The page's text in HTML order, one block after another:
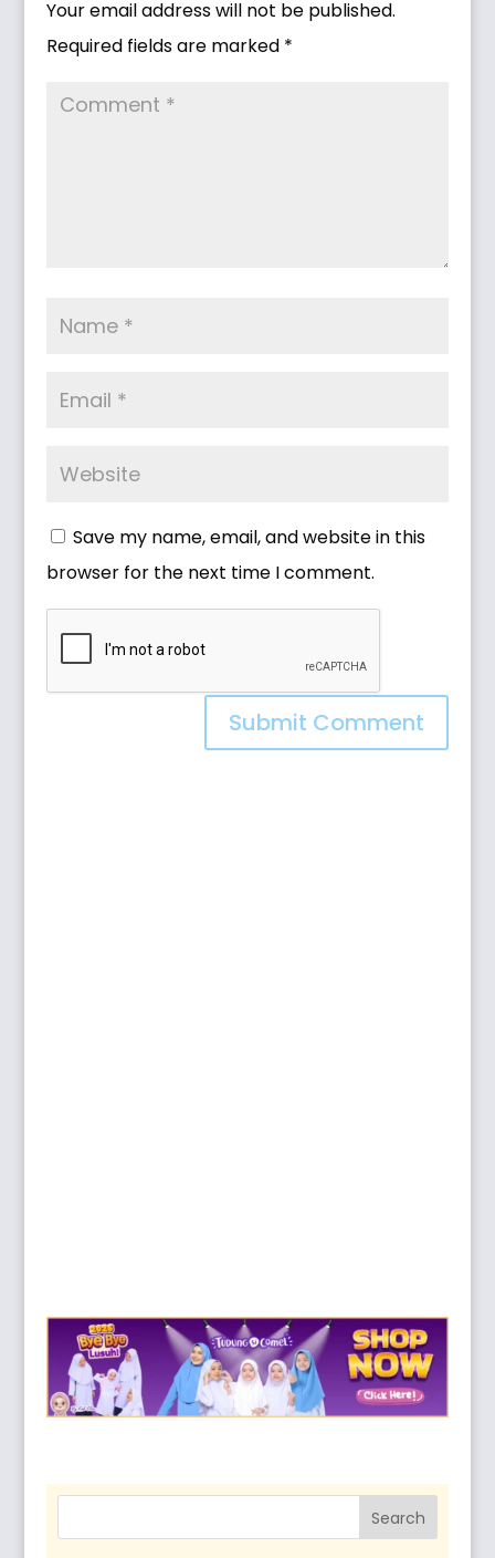
Your email address will not be published.
Required fields are marked *
Save my name, email, and website in this
browser for the next time I comment.
Submit Comment